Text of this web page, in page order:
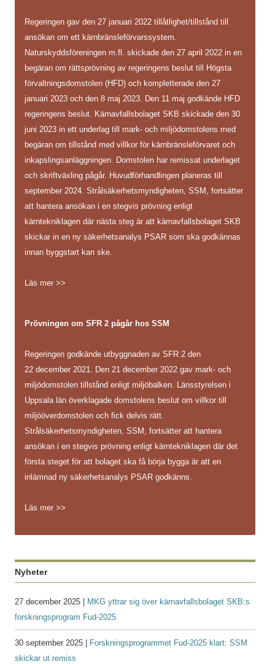
Regeringen gav den 27 januari 2022 tillåtlighet/tillstånd till
ansökan om ett kärnbränsleförvarssystem.
Naturskyddsföreningen m.fl. skickade den 27 april 2022 in en
begäran om rättsprövning av regeringens beslut till Högsta
förvaltningsdomstolen (HFD) och kompletterade den 27
januari 2023 och den 8 maj 2023. Den 11 maj godkände HFD
regeringens beslut. Kärnavfallsbolaget SKB skickade den 30
juni 2023 in ett underlag till mark- och miljödomstolens med
begäran om tillstånd med villkor för kärnbränsleförvaret och
inkapslingsanläggningen. Domstolen har remissat underlaget
och skriftväxling pågår. Huvudförhandlingen planeras till
september 2024. Strålsäkerhetsmyndigheten, SSM, fortsätter
att hantera ansökan i en stegvis prövning enligt
kärntekniklagen där nästa steg är att kärnavfallsbolaget SKB
skickar in en ny säkerhetsanalys PSAR som ska godkännas
innan byggstart kan ske.
Läs mer >>
Prövningen om SFR 2 pågår hos SSM
Regeringen godkände utbyggnaden av SFR 2 den
22 december 2021. Den 21 december 2022 gav mark- och
miljödomstolen tillstånd enligt miljöbalken. Länsstyrelsen i
Uppsala län överklagade domstolens beslut om villkor till
miljööverdomstolen och fick delvis rätt.
Strålsäkerhetsmyndigheten, SSM, fortsätter att hantera
ansökan i en stegvis prövning enligt kärntekniklagen där det
första steget för att bolaget ska få börja bygga är att en
inlämnad ny säkerhetsanalys PSAR godkänns.
Läs mer >>
Nyheter
27 december 2025 |
MKG yttrar sig över kärnavfallsbolaget SKB:s
forskningsprogram Fud-2025
30 september 2025 |
Forskningsprogrammet Fud-2025 klart: SSM
skickar ut remiss